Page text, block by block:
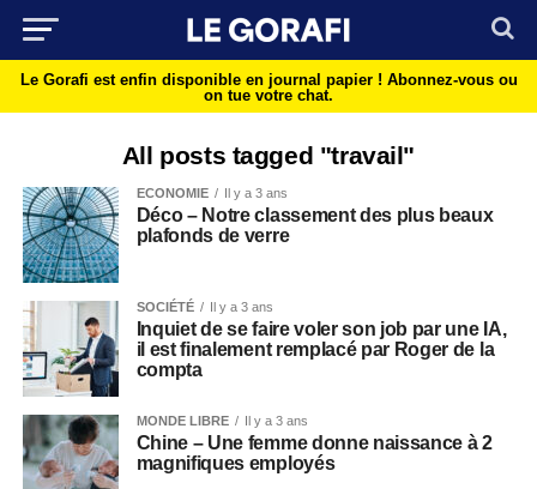
Le Gorafi est enfin disponible en journal papier ! Abonnez-vous ou
on tue votre chat.
All posts tagged "travail"
ECONOMIE Il y a 3 ans
Déco – Notre classement des plus beaux
plafonds de verre
SOCIÉTÉ Il y a 3 ans
Inquiet de se faire voler son job par une IA,
il est finalement remplacé par Roger de la
compta
MONDE LIBRE Il y a 3 ans
Chine – Une femme donne naissance à 2
magnifiques employés